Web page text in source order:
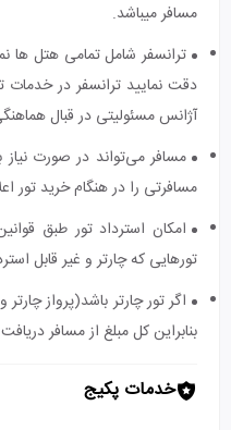
مسافر میباشد.
ترانسفر شامل تمامی هتل ها
دقت نمایید ترانسفر در خدمات
آژانس مسئولیتی در قبال
مسافر می‌تواند در صورت نیاز
مسافرتی را در هنگام خرید تور
امکان استرداد تور طبق
تورهایی که چارتر و غیر قابل
اگر تور چارتر باشد(پرواز
بنابراین کل مبلغ از مسافر
خدمات پکیج